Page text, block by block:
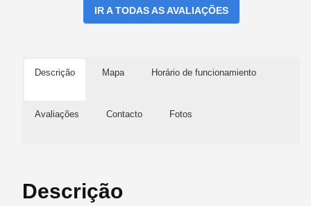
IR A TODAS AS AVALIAÇÕES
Descrição Mapa Horário de funcionamiento
Avaliações Contacto Fotos
Descrição